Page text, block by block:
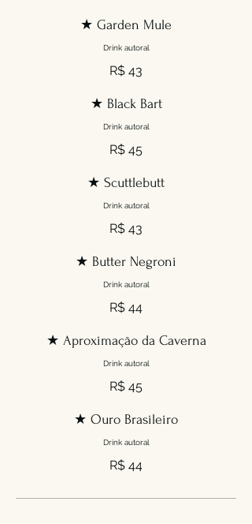
★ Garden Mule
Drink autoral
R$ 43
★ Black Bart
Drink autoral
R$ 45
★ Scuttlebutt
Drink autoral
R$ 43
★ Butter Negroni
Drink autoral
R$ 44
★ Aproximação da Caverna
Drink autoral
R$ 45
★ Ouro Brasileiro
Drink autoral
R$ 44